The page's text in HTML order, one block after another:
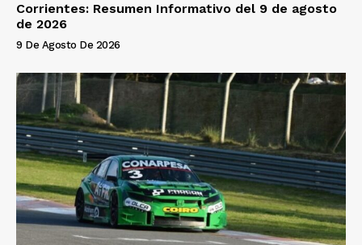
Corrientes: Resumen Informativo del 9 de agosto
de 2026
9 De Agosto De 2026